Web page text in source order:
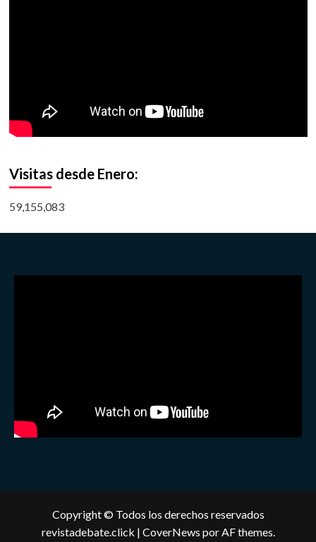
Visitas desde Enero:
59,155,083
Copyright © Todos los derechos reservados
revistadebate.click | CoverNews por AF themes.